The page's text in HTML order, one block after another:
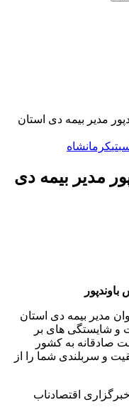
مدیر بیمه دی استان
کرمانشاه
مدیر بیمه دی
مدیر بیمه دی استان
و شایستگی‌ های‌ بر
صادقانه به کشور
و سربلندی شما را از
اقتصادناب